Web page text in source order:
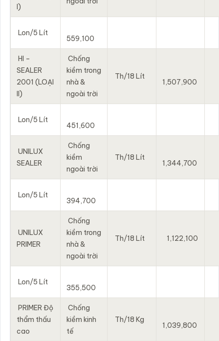
I)
Lon/5 Lít
559,100
HI –
SEALER
2001 (LOẠI
II)
Chống
kiềm trong
nhà &
ngoài trời
Th/18 Lít
1,507,900
Lon/5 Lít
451,600
UNILUX
SEALER
Chống
kiềm
ngoài trời
Th/18 Lít
1,344,700
Lon/5 Lít
394,700
UNILUX
PRIMER
Chống
kiềm trong
nhà &
ngoài trời
Th/18 Lít 1,122,100
Lon/5 Lít
355,500
PRIMER Độ
thẩm thấu
cao
Chống
kiềm kinh
tế
Th/18 Kg
1,039,800